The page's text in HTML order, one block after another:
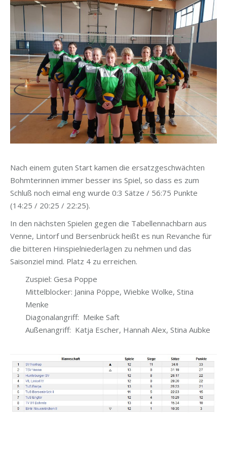
Nach einem guten Start kamen die ersatzgeschwächten
Bohmterinnen immer besser ins Spiel, so dass es zum
Schluß noch eimal eng wurde 0:3 Sätze / 56:75 Punkte
(14:25 / 20:25 / 22:25).
In den nächsten Spielen gegen die Tabellennachbarn aus
Venne, Lintorf und Bersenbrück heißt es nun Revanche für
die bitteren Hinspielniederlagen zu nehmen und das
Saisonziel mind. Platz 4 zu erreichen.
Zuspiel: Gesa Poppe
Mittelblocker: Janina Pöppe, Wiebke Wolke, Stina
Menke
Diagonalangriff: Meike Saft
Außenangriff: Katja Escher, Hannah Alex, Stina Aubke